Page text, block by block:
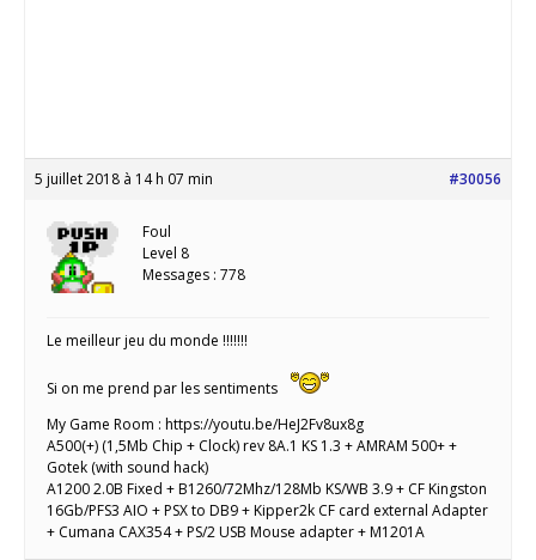
5 juillet 2018 à 14 h 07 min #30056
Foul
Level 8
Messages : 778
Le meilleur jeu du monde !!!!!!!
Si on me prend par les sentiments
My Game Room : https://youtu.be/HeJ2Fv8ux8g
A500(+) (1,5Mb Chip + Clock) rev 8A.1 KS 1.3 + AMRAM 500+ +
Gotek (with sound hack)
A1200 2.0B Fixed + B1260/72Mhz/128Mb KS/WB 3.9 + CF Kingston
16Gb/PFS3 AIO + PSX to DB9 + Kipper2k CF card external Adapter
+ Cumana CAX354 + PS/2 USB Mouse adapter + M1201A